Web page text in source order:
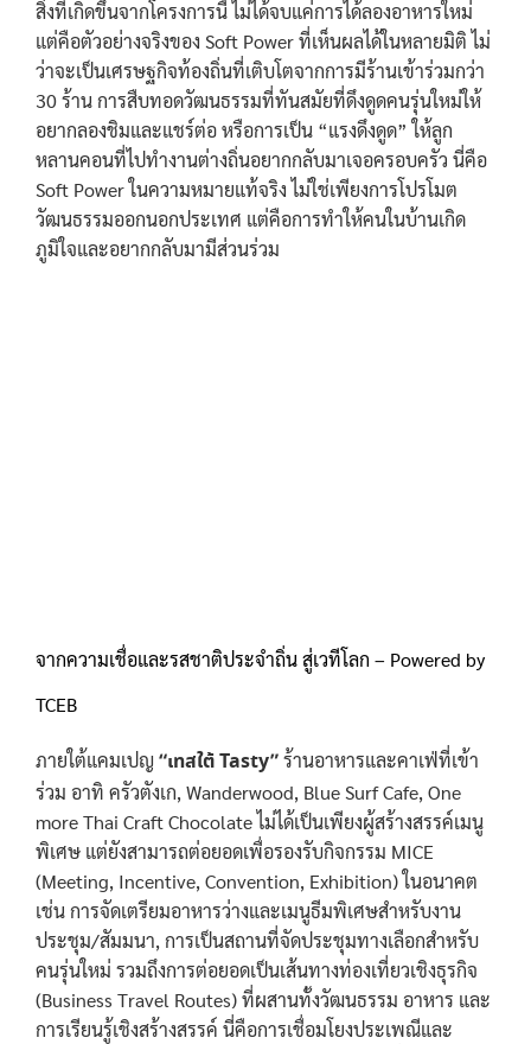
สิ่งที่เกิดขึ้นจากโครงการนี้ ไม่ได้จบแค่การได้ลองอาหารใหม่
แต่คือตัวอย่างจริงของ Soft Power ที่เห็นผลได้ในหลายมิติ ไม่
ว่าจะเป็นเศรษฐกิจท้องถิ่นที่เติบโตจากการมีร้านเข้าร่วมกว่า
30 ร้าน การสืบทอดวัฒนธรรมที่ทันสมัยที่ดึงดูดคนรุ่นใหม่ให้
อยากลองชิมและแชร์ต่อ หรือการเป็น “แรงดึงดูด” ให้ลูก
หลานคอนที่ไปทำงานต่างถิ่นอยากกลับมาเจอครอบครัว นี่คือ
Soft Power ในความหมายแท้จริง ไม่ใช่เพียงการโปรโมต
วัฒนธรรมออกนอกประเทศ แต่คือการทำให้คนในบ้านเกิด
ภูมิใจและอยากกลับมามีส่วนร่วม
จากความเชื่อและรสชาติประจำถิ่น สู่เวทีโลก – Powered by
TCEB
ภายใต้แคมเปญ “เทสใต้ Tasty”ร้านอาหารและคาเฟ่ที่เข้า
ร่วม อาทิ ครัวตังเก, Wanderwood, Blue Surf Cafe, One
more Thai Craft Chocolate ไม่ได้เป็นเพียงผู้สร้างสรรค์เมนู
พิเศษ แต่ยังสามารถต่อยอดเพื่อรองรับกิจกรรม MICE
(Meeting, Incentive, Convention, Exhibition) ในอนาคต
เช่น การจัดเตรียมอาหารว่างและเมนูธีมพิเศษสำหรับงาน
ประชุม/สัมมนา, การเป็นสถานที่จัดประชุมทางเลือกสำหรับ
คนรุ่นใหม่ รวมถึงการต่อยอดเป็นเส้นทางท่องเที่ยวเชิงธุรกิจ
(Business Travel Routes) ที่ผสานทั้งวัฒนธรรม อาหาร และ
การเรียนรู้เชิงสร้างสรรค์ นี่คือการเชื่อมโยงประเพณีและ